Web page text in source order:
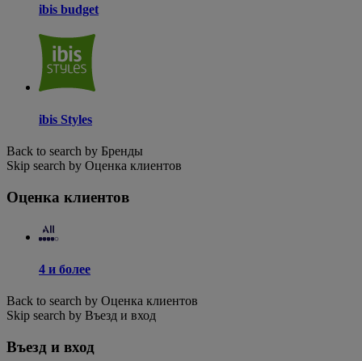
ibis budget
ibis Styles
Back to search by Бренды
Skip search by Оценка клиентов
Оценка клиентов
4 и более
Back to search by Оценка клиентов
Skip search by Въезд и вход
Въезд и вход